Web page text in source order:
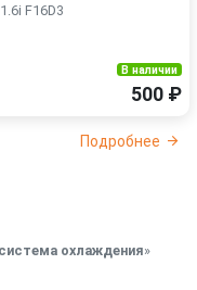
F16D3
В наличии
500 ₽
Подробнее
охлаждения»